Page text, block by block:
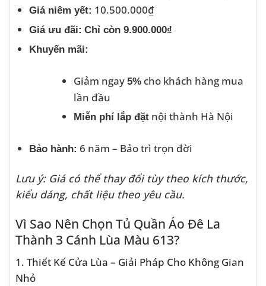
Giá niêm yết: 10.500.000₫
Giá ưu đãi: Chỉ còn 9.900.000₫
Khuyến mãi:
Giảm ngay 5%cho khách hàng mua
lần đầu
Miễn phí lắp đặtnội thành Hà Nội
Bảo hành: 6 năm – Bảo trì trọn đời
Lưu ý: Giá có thể thay đổi tùy theo kích thước,
kiểu dáng, chất liệu theo yêu cầu.
Vì Sao Nên Chọn Tủ Quần Áo Đê La
Thành 3 Cánh Lùa Màu 613?
1. Thiết Kế Cửa Lùa – Giải Pháp Cho Không Gian
Nhỏ